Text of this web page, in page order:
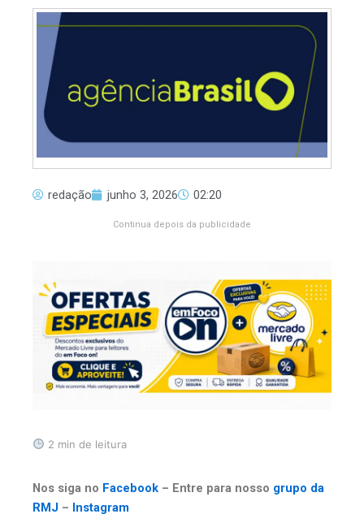
redação junho 3, 2026 02:20
Continua depois da publicidade
2 min de leitura
Nos siga no Facebook – Entre para nosso grupo da
RMJ – Instagram